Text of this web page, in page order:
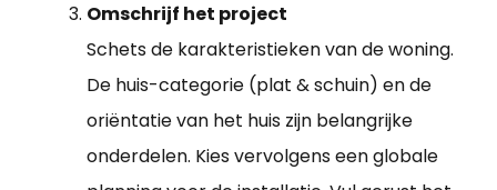
Omschrijf het project
Schets de karakteristieken van de woning.
De huis-categorie (plat & schuin) en de
oriëntatie van het huis zijn belangrijke
onderdelen. Kies vervolgens een globale